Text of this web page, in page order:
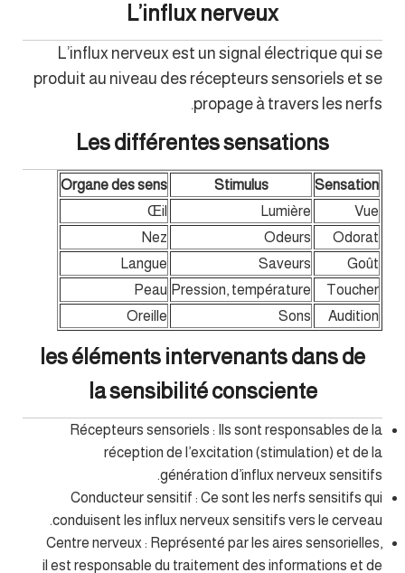
L’influx nerveux
L’influx nerveux est un signal électrique qui se
produit au niveau des récepteurs sensoriels et se
propage à travers les nerfs.
Les différentes sensations
Sensation
Stimulus
Organe des sens
Vue
Lumière
Œil
Odorat
Odeurs
Nez
Goût
Saveurs
Langue
Toucher
Pression, température
Peau
Audition
Sons
Oreille
les éléments intervenants dans de
la sensibilité consciente
Récepteurs sensoriels : Ils sont responsables de la
réception de l’excitation (stimulation) et de la
génération d’influx nerveux sensitifs.
Conducteur sensitif : Ce sont les nerfs sensitifs qui
conduisent les influx nerveux sensitifs vers le cerveau.
Centre nerveux : Représenté par les aires sensorielles,
il est responsable du traitement des informations et de